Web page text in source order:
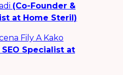
(Co-Founder &
at Home Steril)
Fily A Kako
Specialist at